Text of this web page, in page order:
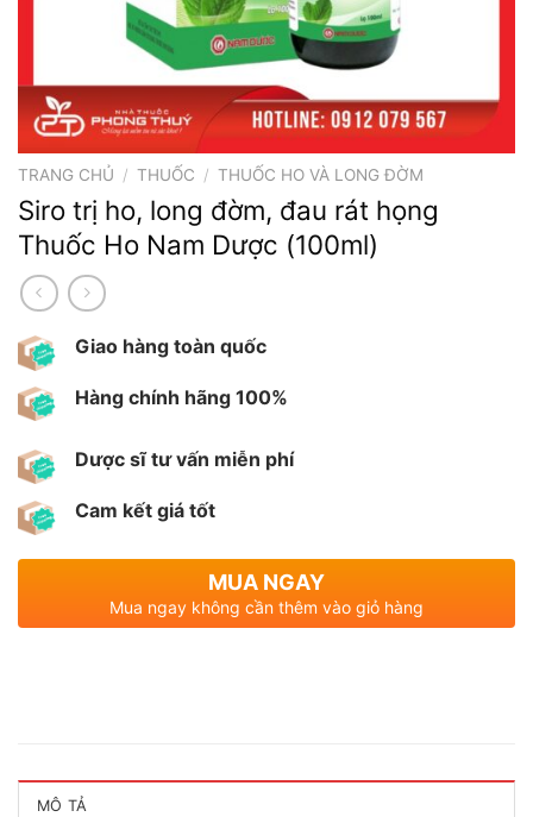
TRANG CHỦ / THUỐC / THUỐC HO VÀ LONG ĐỜM
Siro trị ho, long đờm, đau rát họng
Thuốc Ho Nam Dược (100ml)
Giao hàng toàn quốc
Hàng chính hãng 100%
Dược sĩ tư vấn miễn phí
Cam kết giá tốt
MUA NGAY
Mua ngay không cần thêm vào giỏ hàng
MÔ TẢ